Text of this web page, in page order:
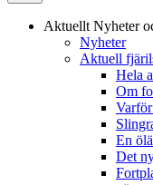
Aktuellt Nyheter
Nyheter
Aktuell
Hela
Om
En
Det